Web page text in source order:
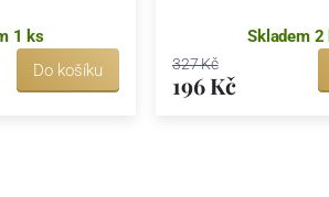
1 ks
Do košíku
Skladem 2
327 Kč
196 Kč